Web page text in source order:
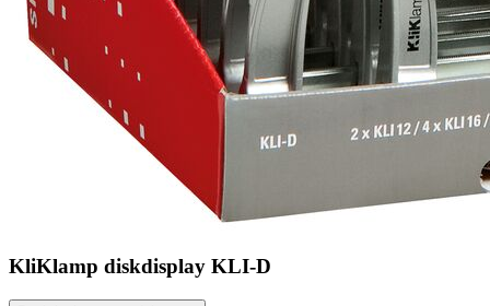
KliKlamp diskdisplay KLI-D